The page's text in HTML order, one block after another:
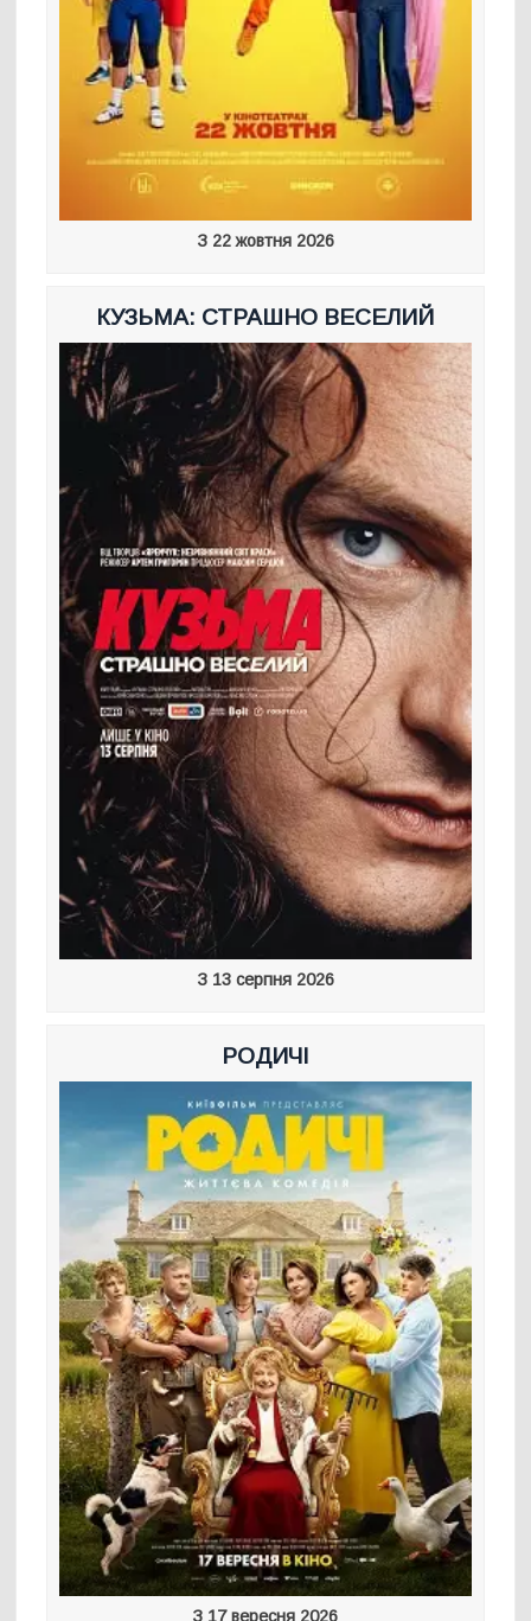
З 22 жовтня 2026
КУЗЬМА: СТРАШНО ВЕСЕЛИЙ
З 13 серпня 2026
РОДИЧІ
З 17 вересня 2026